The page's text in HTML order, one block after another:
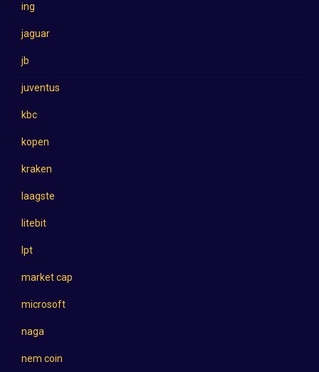
ing
jaguar
jb
juventus
kbc
kopen
kraken
laagste
litebit
lpt
market cap
microsoft
naga
nem coin